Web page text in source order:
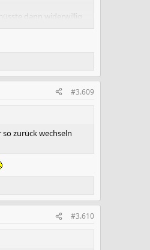
dann widerwillig
#3.609
zurück wechseln
#3.610